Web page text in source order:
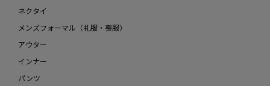
ネクタイ
メンズフォーマル（礼服・喪服）
アウター
インナー
パンツ